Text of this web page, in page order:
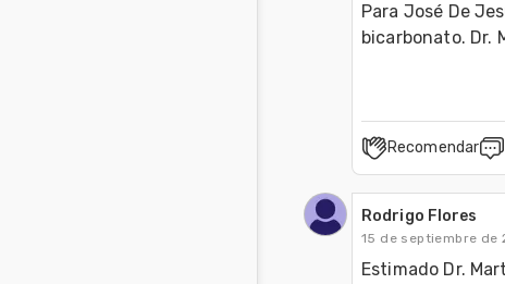
Para José De
bicarbonato. Dr.
Recomendar
Rodrigo Flores
15 de septiembre de
Estimado Dr.